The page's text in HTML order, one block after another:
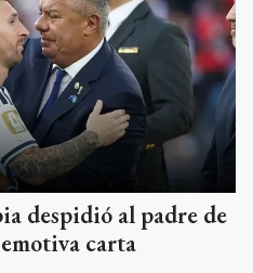
despidió al padre de
carta